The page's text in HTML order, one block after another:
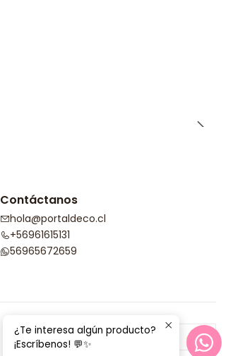
Contáctanos
hola@portaldeco.cl
+56961615131
56965672659
¿Te interesa algún producto?
¡Escríbenos! 💬✨